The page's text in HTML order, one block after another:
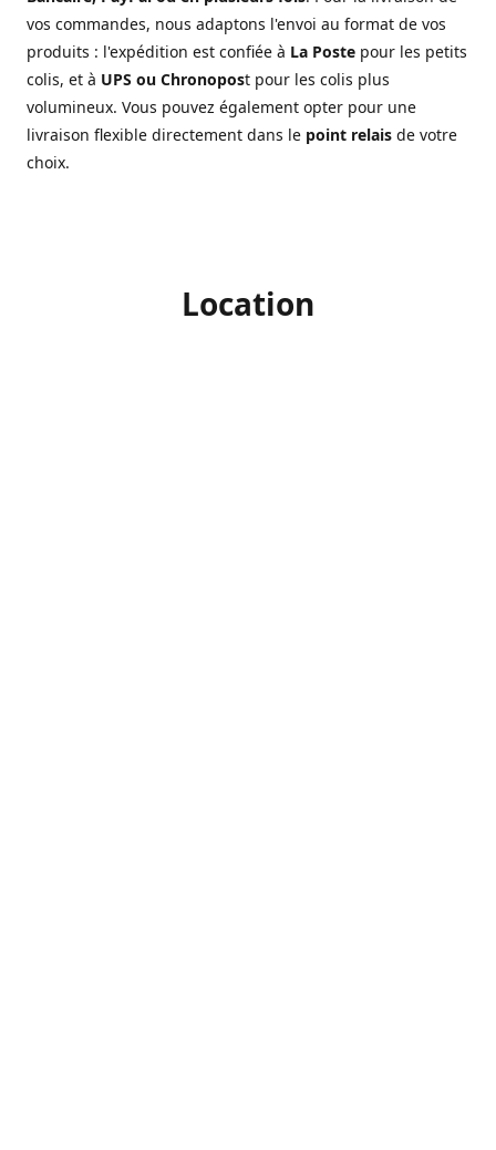
vos commandes, nous adaptons l'envoi au format de vos
produits : l'expédition est confiée à La Poste pour les petits
colis, et à UPS ou Chronopost pour les colis plus
volumineux. Vous pouvez également opter pour une
livraison flexible directement dans le point relais de votre
choix.
Location